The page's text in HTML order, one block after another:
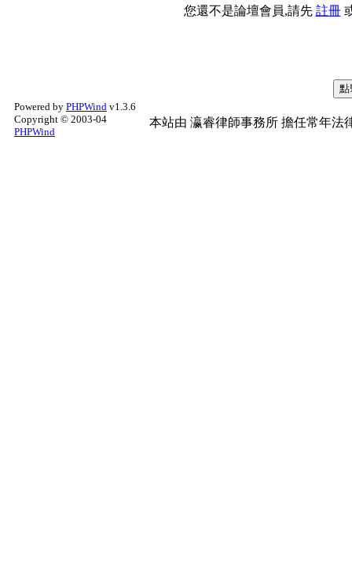
您還不是論壇會員,請先 註冊
Powered by PHPWind v1.3.6
Copyright © 2003-04
PHPWind
本站由 瀛睿律師事務所 擔任常年法